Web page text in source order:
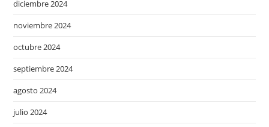
diciembre 2024
noviembre 2024
octubre 2024
septiembre 2024
agosto 2024
julio 2024